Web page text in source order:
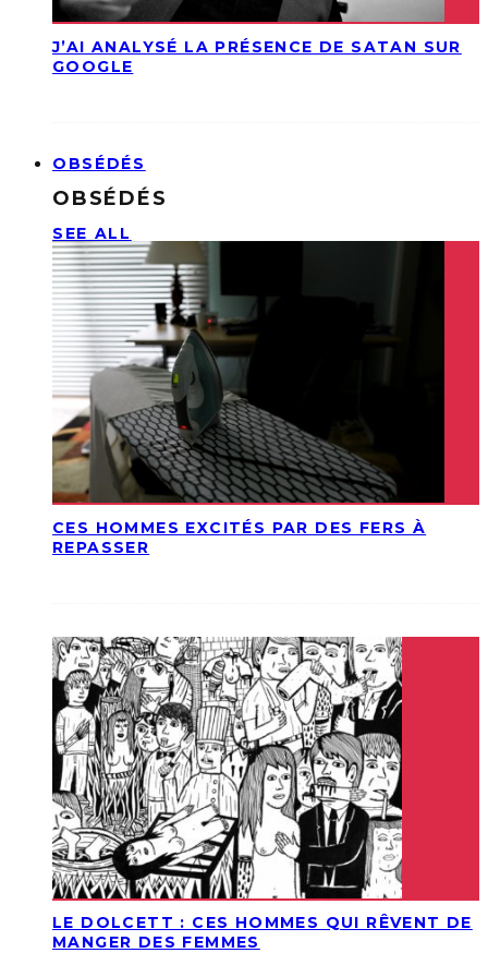
J’AI ANALYSÉ LA PRÉSENCE DE SATAN SUR
GOOGLE
OBSÉDÉS
OBSÉDÉS
SEE ALL
CES HOMMES EXCITÉS PAR DES FERS À
REPASSER
LE DOLCETT : CES HOMMES QUI RÊVENT DE
MANGER DES FEMMES